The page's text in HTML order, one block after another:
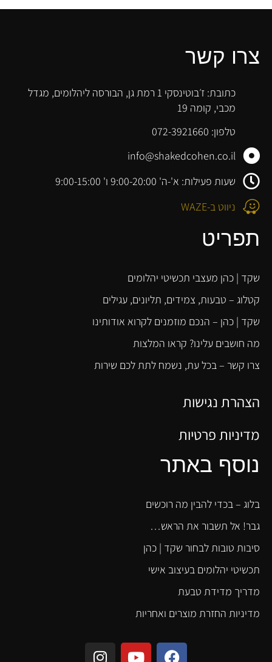
צרו קשר
כתובת: ז׳בוטינסקי 1 רמת גן, הבורסה ליהלומים, מגדל
מכבי, קומה 19
טלפון: 072-3921660
info@shakedcohen.co.il
שעות פעילות: א'-ה' 9:00-20:00 ו' 9:00-15:00
ניווט ב-WAZE
תפריט
שקד | כהן מעצבי תכשיטי יהלומים
קטלוג – טבעות, צמידים, תליונים, עגילים
שקד | כהן – הנכם מוזמנים לקרוא אודותינו
מה חושבים עלינו? קראו המלצות
צרו קשר – בכל עת, נשמח לתת לכם שירות
הצהרת נגישות
מדיניות פרטיות
נוסף באתר
בלוג – בכדי להבין מה רוכשים
גבר! אל תשבור את הראש…
סיבות טובות לבחור שקד | כהן
תכשיטי יהלומים בעיצוב אישי
מדריך מדידת טבעת
מדיניות החזרת מוצרים ואחריות